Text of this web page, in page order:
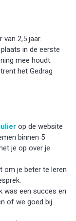
2,5 jaar.
in de eerste
mee houdt.
het Gedrag
op de website
binnen 5
je op over je
om je beter te leren
was een succes en
of we goed bij